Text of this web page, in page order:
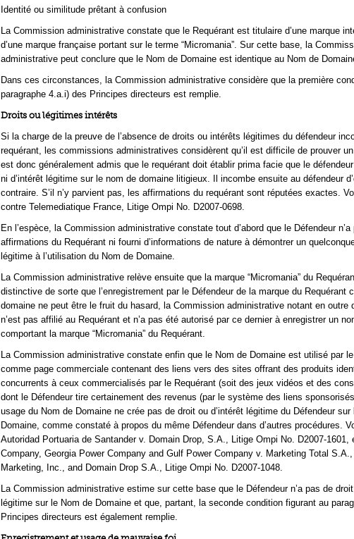
Identité ou similitude prêtant à confusion
La Commission administrative constate que le Requérant est titulaire d’une marque
d’une marque française portant sur le terme “Micromania”. Sur cette base, la
administrative peut conclure que le Nom de Domaine est identique au Nom de
Dans ces circonstances, la Commission administrative considère que la première
paragraphe 4.a.i) des Principes directeurs est remplie.
Droits ou légitimes intérêts
Si la charge de la preuve de l’absence de droits ou intérêts légitimes du défendeur
requérant, les commissions administratives considèrent qu’il est difficile de prouver un
est donc généralement admis que le requérant doit établir prima facie que le
ni d’intérêt légitime sur le nom de domaine litigieux. Il incombe ensuite au défendeur
contraire. S’il n’y parvient pas, les affirmations du requérant sont réputées exactes.
contre Telemediatique France, Litige Ompi No. D2007-0698.
En l’espèce, la Commission administrative constate tout d’abord que le Défendeur
affirmations du Requérant ni fourni d’informations de nature à démontrer un
légitime à l’utilisation du Nom de Domaine.
La Commission administrative relève ensuite que la marque “Micromania” du
distinctive de sorte que l’enregistrement par le Défendeur de la marque du Requérant
domaine ne peut être le fruit du hasard, la Commission administrative notant en outre
n’est pas affilié au Requérant et n’a pas été autorisé par ce dernier à enregistrer un
comportant la marque “Micromania” du Requérant.
La Commission administrative constate enfin que le Nom de Domaine est utilisé par
comme page commerciale contenant des liens vers des sites offrant des produits
concurrents à ceux commercialisés par le Requérant (soit des jeux vidéos et des
dont le Défendeur tire certainement des revenus (par le système des liens
usage du Nom de Domaine ne crée pas de droit ou d’intérêt légitime du Défendeur sur
Domaine, comme constaté à propos du même Défendeur dans d’autres procédures.
Autoridad Portuaria de Santander v. Domain Drop, S.A., Litige Ompi No. D2007-1601,
Company, Georgia Power Company and Gulf Power Company v. Marketing Total
Marketing, Inc., and Domain Drop S.A., Litige Ompi No. D2007-1048.
La Commission administrative estime sur cette base que le Défendeur n’a pas de droit
légitime sur le Nom de Domaine et que, partant, la seconde condition figurant au
Principes directeurs est également remplie.